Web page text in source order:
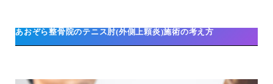
あおぞら整骨院のテニス肘(外側上顆炎)施術の考え方